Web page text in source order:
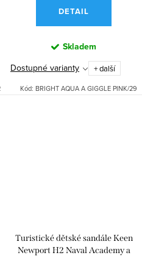
DETAIL
Skladem
Dostupné varianty + další
Kód: BRIGHT AQUA A GIGGLE PINK/29
Turistické dětské sandále Keen
Newport H2 Naval Academy a